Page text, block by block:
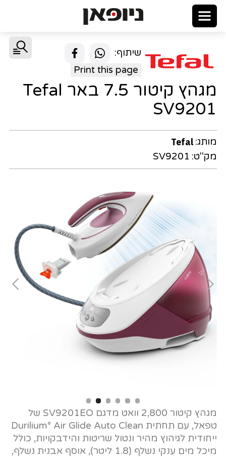
שיתוף:
Print this page
מגהץ קיטור 7.5 באר Tefal
SV9201
מותג: Tefal
מק"ט: SV9201
מגהץ קיטור 2,800 וואט מדגם SV9201EO של
טפאל, עם תחתית Durilium° Air Glide Auto Clean
ייחודית לגיהוץ מהיר ונטול שריטות והידבקויות, כולל
מיכל מים ענקי נשלף (1.8 ליטר), אוסף אבנית נשלף,